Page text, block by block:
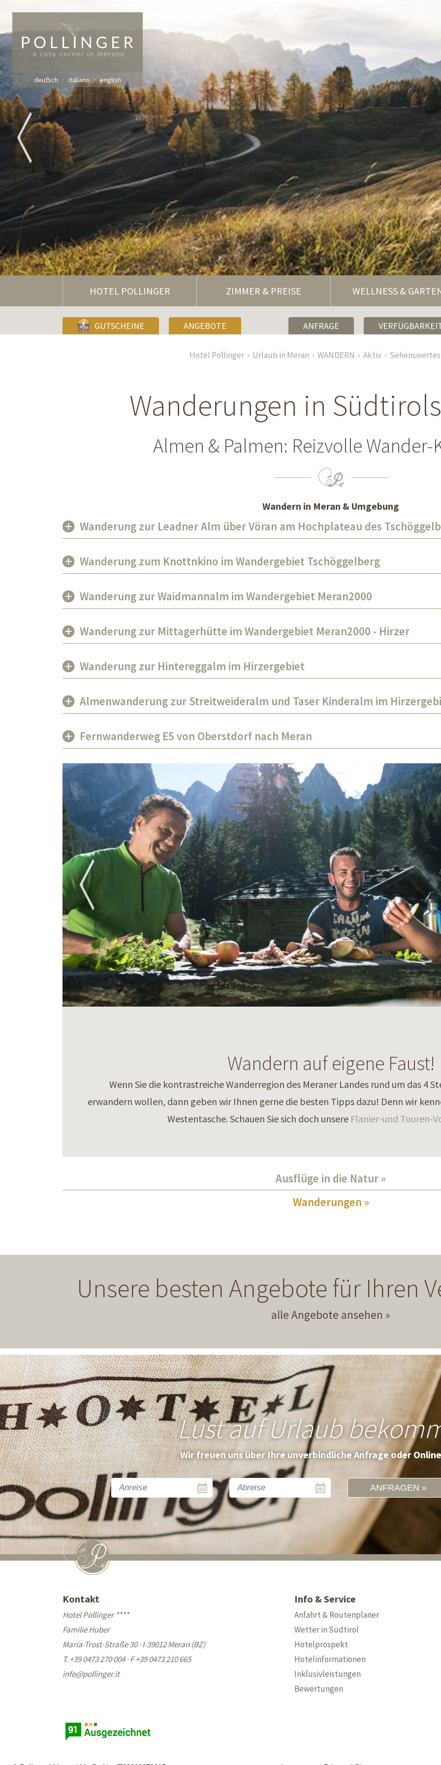
deutsch italiano english
HOTEL POLLINGER ZIMMER & PREISE WELLNESS &
GUTSCHEINE ANGEBOTE ANFRAGE
Hotel Pollinger Urlaub in Meran WANDERN Aktiv Sehenswertes
Wanderungen in
Almen & Palmen: Reizvolle Wander-
Wandern in Meran & Umgebung
Wanderung zur Leadner Alm über Vöran am Hochplateau des
Wanderung zum Knottnkino im Wandergebiet Tschöggelberg
Wanderung zur Waidmannalm im Wandergebiet Meran2000
Wanderung zur Mittagerhütte im Wandergebiet Meran2000 - Hirzer
Wanderung zur Hintereggalm im Hirzergebiet
Almenwanderung zur Streitweideralm und Taser Kinderalm im
Fernwanderweg E5 von Oberstdorf nach Meran
Wandern auf eigene Faust!
Wenn Sie die kontrastreiche Wanderregion des Meraner Landes rund um das 4
erwandern wollen, dann geben wir Ihnen gerne die besten Tipps dazu! Denn wir
Westentasche. Schauen Sie sich doch unsere Flanier-und Touren-
Ausflüge in die Natur
Wanderungen
Unsere besten Angebote für Ihren
alle Angebote ansehen
Lust auf Urlaub
Wir freuen uns über Ihre unverbindliche Anfrage oder
ANFRAGEN
Kontakt
Hotel Pollinger ****
Familie Huber
Maria-Trost-Straße 30 · I-39012 Meran (BZ)
T. +39 0473 270 004·F +39 0473 210 665
info@pollinger.it
Info & Service
Anfahrt & Routenplaner
Wetter in Südtirol
Hotelprospekt
Hotelinformationen
Inklusivleistungen
Bewertungen